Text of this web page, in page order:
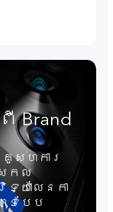
Brand
ៃគូសហការ
កល
យាលែនកា
ទបែប